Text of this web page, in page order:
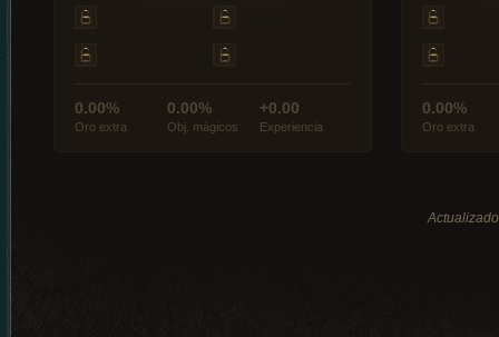
0.00%
Oro extra
0.00%
Obj. mágicos
+0.00
Experiencia
0.00%
Oro extra